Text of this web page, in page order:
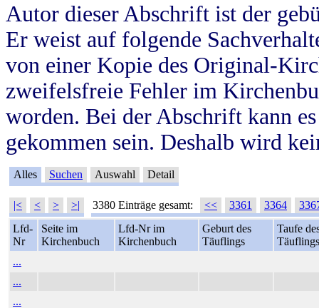
Autor dieser Abschrift ist der
Er weist auf folgende
von einer Kopie des Original-
zweifelsfreie Fehler im
worden. Bei der Abschrift kann
gekommen sein. Deshalb wird
Alles Suchen Auswahl Detail
|< < > >| 3380 Einträge gesamt: << 3361 3364
Lfd-
Nr
Seite im
Kirchenbuch
Lfd-Nr im
Kirchenbuch
Geburt des
Täuflings
Taufe
Täuflings
...
...
...